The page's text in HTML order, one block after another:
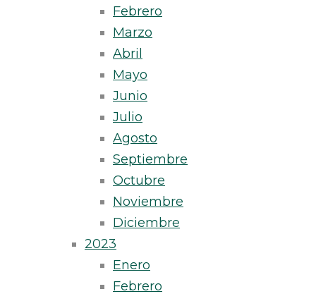
Febrero
Marzo
Abril
Mayo
Junio
Julio
Agosto
Septiembre
Octubre
Noviembre
Diciembre
2023
Enero
Febrero